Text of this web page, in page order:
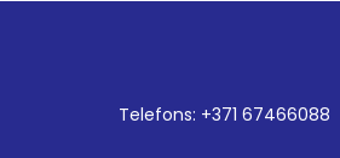
Telefons: +371 67466088